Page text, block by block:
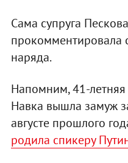
Сама супруга
прокомментировала
наряда.
Напомним, 41-летняя
Навка вышла замуж
августе прошлого
родила спикеру